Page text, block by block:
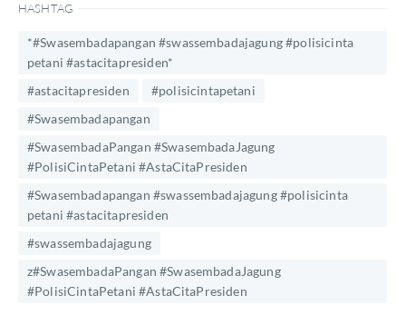
HASHTAG
*#Swasembadapangan #swassembadajagung #polisicinta
petani #astacitapresiden*
#astacitapresiden
#polisicintapetani
#Swasembadapangan
#SwasembadaPangan #SwasembadaJagung
#PolisiCintaPetani #AstaCitaPresiden
#Swasembadapangan #swassembadajagung #polisicinta
petani #astacitapresiden
#swassembadajagung
z#SwasembadaPangan #SwasembadaJagung
#PolisiCintaPetani #AstaCitaPresiden